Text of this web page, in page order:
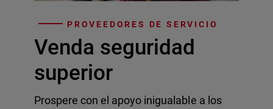
PROVEEDORES DE SERVICIO
Venda seguridad
superior
Prospere con el apoyo inigualable a los